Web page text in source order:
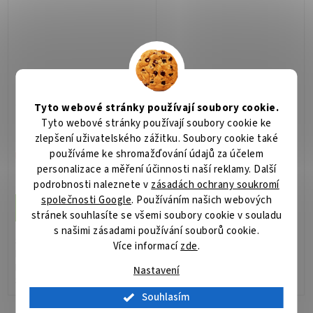
Tyto webové stránky používají soubory cookie.
Tyto webové stránky používají soubory cookie ke
zlepšení uživatelského zážitku. Soubory cookie také
používáme ke shromažďování údajů za účelem
personalizace a měření účinnosti naší reklamy. Další
podrobnosti naleznete v zásadách ochrany soukromí
společnosti Google. Používáním našich webových
stránek souhlasíte se všemi soubory cookie v souladu
s našimi zásadami používání souborů cookie.
Více informacízde.
Nastavení
Souhlasím
SMARTBOX 2 EMM
Není skladem
8 645 Kč/ ks
Do košíku
prostředí (teplota, vlhkost, tlak
vzduchu, úroveň osvětlení, 3D...
SMARTBOX 2 LITE
Skladem(>5 ks)
6 340 Kč/ ks
Do košíku
SMARTBOX 2 LITE je zařízení
kombinující GPS tracker a
výkonný akumulátor, díky
sledovat i na velmi dlouhých
cestách.